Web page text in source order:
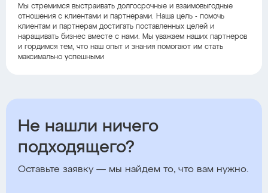
Мы стремимся выстраивать долгосрочные и взаимовыгодные
отношения с клиентами и партнерами. Наша цель - помочь
клиентам и партнерам достигать поставленных целей и
наращивать бизнес вместе с нами. Мы уважаем наших партнеров
и гордимся тем, что наш опыт и знания помогают им стать
максимально успешными
Не нашли ничего
подходящего?
Оставьте заявку — мы найдем то, что вам нужно.